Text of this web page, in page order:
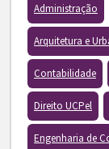
Administração
Arquitetura e
Contabilidade
Direito UCPel
Engenharia de